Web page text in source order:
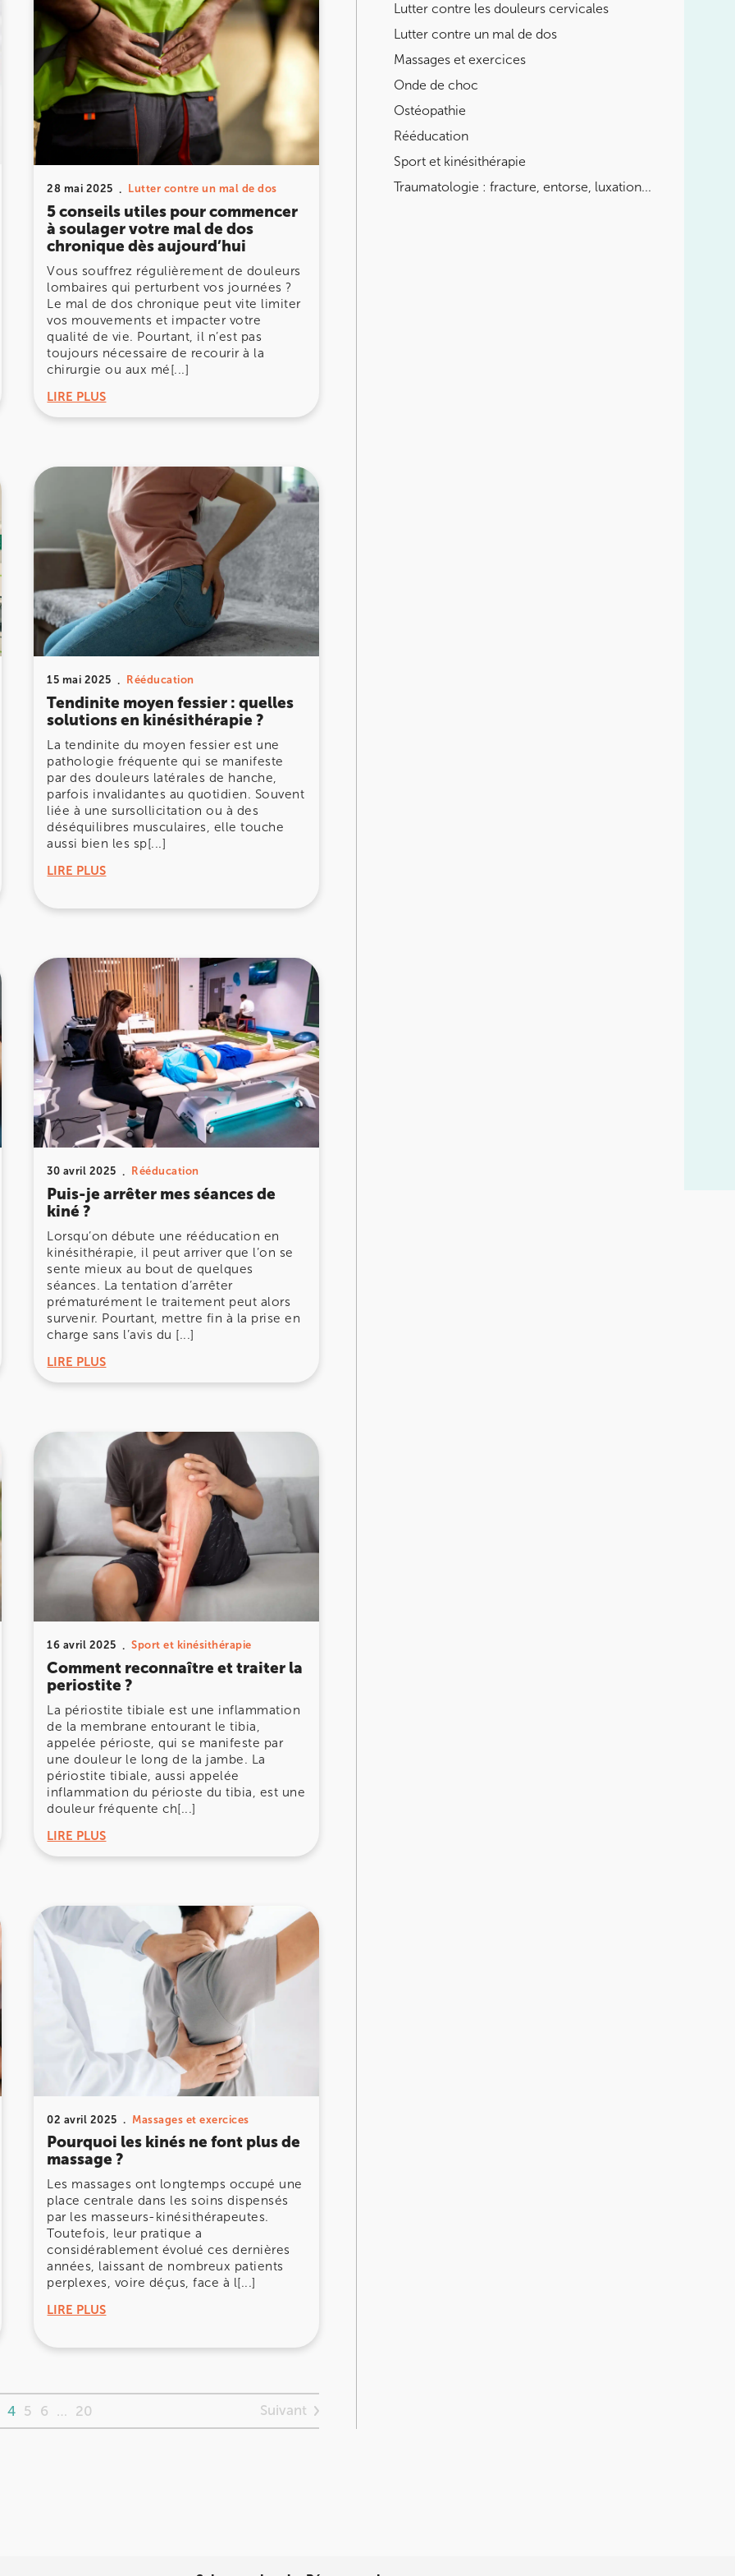
DOULEUR CHRONIQUE
DOULEURS ET BLESSURES DE LA HANCHE ET DE
LA CUISSE
DOULEURS ET BLESSURES DU GENOU ET DE LA
JAMBE
LES MALADIES EN RHUMATOLOGIE
DÉBUTER OU REPRENDRE LE
SPORT
DU SPORT POUR PRÉPARER LES
BOOSTER LES PERFORMANCES
28 mai 2025 Lutter contre un mal de dos
5 conseils utiles pour commencer
à soulager votre mal de dos
chronique dès aujourd’hui
Vous souffrez régulièrement de douleurs
lombaires qui perturbent vos journées ?
Le mal de dos chronique peut vite limiter
vos mouvements et impacter votre
qualité de vie. Pourtant, il n’est pas
toujours nécessaire de recourir à la
chirurgie ou aux mé[...]
LIRE PLUS
15 mai 2025 Rééducation
Tendinite moyen fessier : quelles
solutions en kinésithérapie ?
La tendinite du moyen fessier est une
pathologie fréquente qui se manifeste
par des douleurs latérales de hanche,
parfois invalidantes au quotidien. Souvent
liée à une sursollicitation ou à des
déséquilibres musculaires, elle touche
aussi bien les sp[...]
LIRE PLUS
30 avril 2025 Rééducation
Puis-je arrêter mes séances de
kiné ?
Lorsqu’on débute une rééducation en
kinésithérapie, il peut arriver que l’on se
sente mieux au bout de quelques
séances. La tentation d’arrêter
prématurément le traitement peut alors
survenir. Pourtant, mettre fin à la prise en
charge sans l’avis du [...]
LIRE PLUS
16 avril 2025 Sport et kinésithérapie
Comment reconnaître et traiter la
periostite ?
La périostite tibiale est une inflammation
de la membrane entourant le tibia,
appelée périoste, qui se manifeste par
une douleur le long de la jambe. La
périostite tibiale, aussi appelée
inflammation du périoste du tibia, est une
douleur fréquente ch[...]
LIRE PLUS
02 avril 2025 Massages et exercices
Pourquoi les kinés ne font plus de
massage ?
​Les massages ont longtemps occupé une
place centrale dans les soins dispensés
par les masseurs-kinésithérapeutes.
Toutefois, leur pratique a
considérablement évolué ces dernières
années, laissant de nombreux patients
perplexes, voire déçus, face à l[...]
LIRE PLUS
4 5 6 … 20 Suivant
Lutter contre les douleurs cervicales
Lutter contre un mal de dos
Massages et exercices
Onde de choc
Ostéopathie
Rééducation
Sport et kinésithérapie
Traumatologie : fracture, entorse, luxation...
Malabry
Malabry